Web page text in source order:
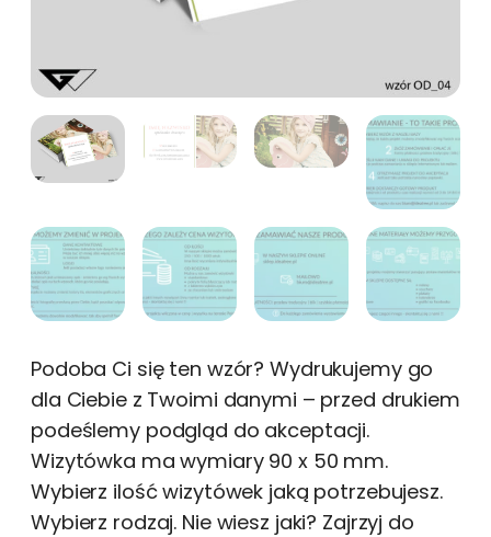
Podoba Ci się ten wzór? Wydrukujemy go
dla Ciebie z Twoimi danymi – przed drukiem
podeślemy podgląd do akceptacji.
Wizytówka ma wymiary 90 x 50 mm.
Wybierz ilość wizytówek jaką potrzebujesz.
Wybierz rodzaj. Nie wiesz jaki? Zajrzyj do